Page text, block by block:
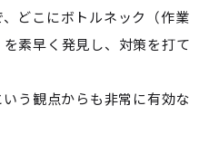
どこにボトルネック（作業
素早く発見し、対策を打て
いう観点からも非常に有効な